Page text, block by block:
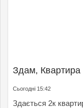
Здам, Квартира
Сьогодні 15:42
Здається 2к